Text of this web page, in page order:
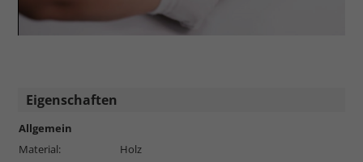
Eigenschaften
Allgemein
Material:
Holz